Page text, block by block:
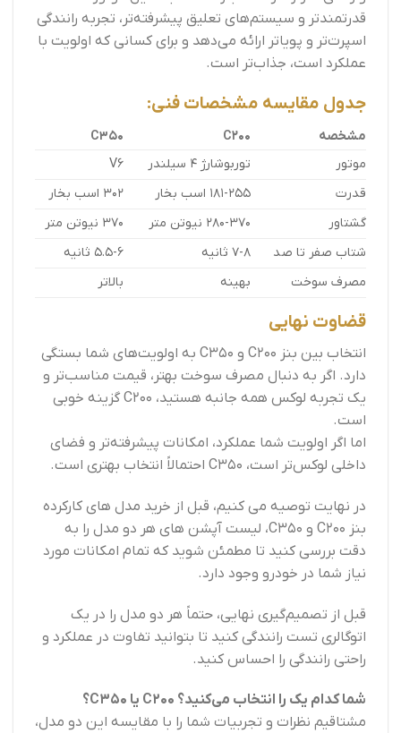
قدرتمندتر و سیستم‌های تعلیق پیشرفته‌تر، تجربه رانندگی
اسپرت‌تر و پویاتر ارائه می‌دهد و برای کسانی که اولویت با
عملکرد است، جذاب‌تر است.
جدول مقایسه مشخصات فنی:
مشخصه C200
C350
موتور
توربوشارژ 4 سیلندر
V6
قدرت
181-255 اسب بخار
302 اسب بخار
گشتاور
280-370 نیوتن متر
370 نیوتن متر
شتاب صفر تا صد
7-8 ثانیه
5.5-6 ثانیه
مصرف سوخت
بهینه بالاتر
قضاوت نهایی
انتخاب بین بنز C200 و C350 به اولویت‌های شما بستگی
دارد. اگر به دنبال مصرف سوخت بهتر، قیمت مناسب‌تر و
یک تجربه لوکس همه جانبه هستید، C200 گزینه خوبی
است.
اما اگر اولویت شما عملکرد، امکانات پیشرفته‌تر و فضای
داخلی لوکس‌تر است، C350 احتمالاً انتخاب بهتری است.
در نهایت توصیه می کنیم، قبل از خرید مدل های کارکرده
بنز C200 و C350، لیست آپشن های هر دو مدل را به
دقت بررسی کنید تا مطمئن شوید که تمام امکانات مورد
نیاز شما در خودرو وجود دارد.
قبل از تصمیم‌گیری نهایی، حتماً هر دو مدل را در یک
اتوگالری تست رانندگی کنید تا بتوانید تفاوت در عملکرد و
راحتی رانندگی را احساس کنید.
شما کدام یک را انتخاب می‌کنید؟ C200 یا C350؟
مشتاقیم نظرات و تجربیات شما را با مقایسه این دو مدل،